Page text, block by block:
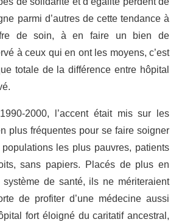
parmi d’autres de cette tendance à
de soin, à en faire un bien de
à ceux qui en ont les moyens, c’est
totale de la différence entre hôpital
2000, l’accent était mis sur les
plus fréquentes pour se faire soigner
les plus pauvres, patients
sans papiers. Placés de plus en
de santé, ils ne mériteraient
de profiter d’une médecine aussi
fort éloigné du caritatif ancestral,